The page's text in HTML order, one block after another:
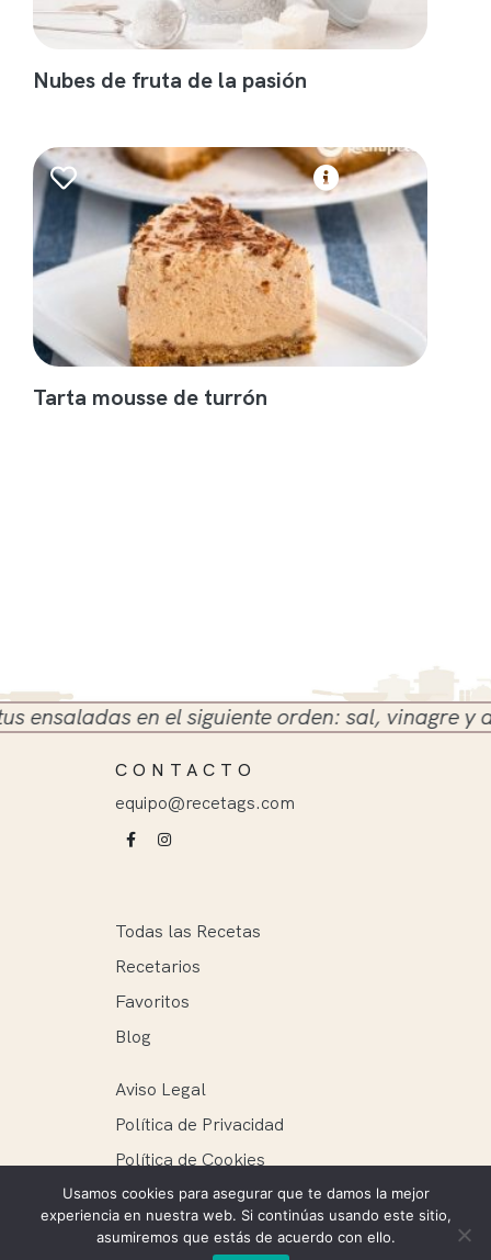
Nubes de fruta de la pasión
Tarta mousse de turrón
en el siguiente orden: sal, vinagre y
CONTACTO
equipo@recetags.com
Todas las Recetas
Recetarios
Favoritos
Blog
Aviso Legal
Política de Privacidad
Política de Cookies
Recetags ® 2025. Todos los derechos reservados.
Usamos cookies para asegurar que te damos la mejor
experiencia en nuestra web. Si continúas usando este sitio,
asumiremos que estás de acuerdo con ello.